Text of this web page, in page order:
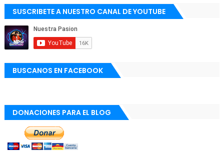
SUSCRIBETE A NUESTRO CANAL DE YOUTUBE
BUSCANOS EN FACEBOOK
DONACIONES PARA EL BLOG